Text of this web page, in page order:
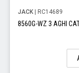
JACK | RC14689
8560G-WZ 3 AGHI